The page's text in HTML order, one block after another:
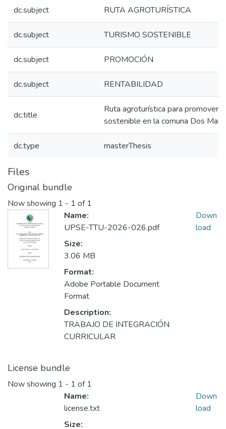
dc.subject RUTA AGROTURÍSTICA
dc.subject TURISMO SOSTENIBLE
dc.subject PROMOCIÓN
dc.subject RENTABILIDAD
dc.title
Ruta agroturística para promover
sostenible en la comuna Dos
dc.type masterThesis
Files
Original bundle
Now showing 1 - 1 of 1
Name:
UPSE-TTU-2026-026.pdf
Size:
3.06 MB
Format:
Adobe Portable Document
Format
Description:
TRABAJO DE INTEGRACIÓN
CURRICULAR
Down
load
License bundle
Now showing 1 - 1 of 1
Name:
license.txt
Size:
Down
load